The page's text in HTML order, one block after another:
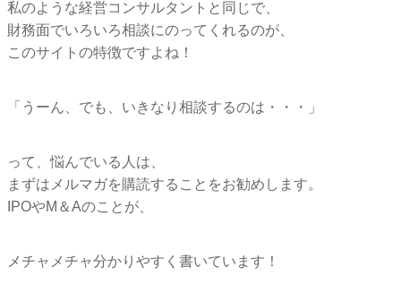
私のような経営コンサルタントと同じで、
財務面でいろいろ相談にのってくれるのが、
このサイトの特徴ですよね！
「うーん、でも、いきなり相談するのは・・・」
って、悩んでいる人は、
まずはメルマガを購読することをお勧めします。
IPOやM＆Aのことが、
メチャメチャ分かりやすく書いています！